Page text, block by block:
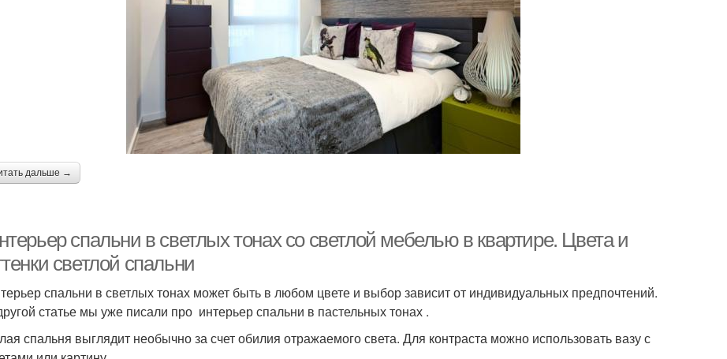
дальше →
спальни в светлых тонах со светлой мебелью в квартире. Цвета и
светлой спальни
спальни в светлых тонах может быть в любом цвете и выбор зависит от индивидуальных предпочтений.
статье мы уже писали про интерьер спальни в пастельных тонах .
спальня выглядит необычно за счет обилия отражаемого света. Для контраста можно использовать вазу с